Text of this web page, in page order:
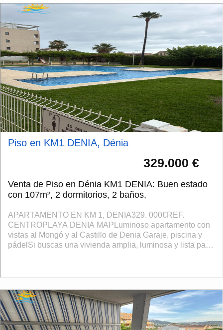
Piso en KM1 DENIA, Dénia
329.000 €
Venta de Piso en Dénia KM1 DENIA: Buen estado
con 107m², 2 dormitorios, 2 baños,
APARTAMENTO EN KM 1, DENIA329. 000€REF.
CENTROPLAYA DENIA MAPLuminoso apartamento con
vistas al Mongó y al Castillo de Denia Garaje, piscina y
pádelSi buscas una vivienda amplia, luminosa y lista para